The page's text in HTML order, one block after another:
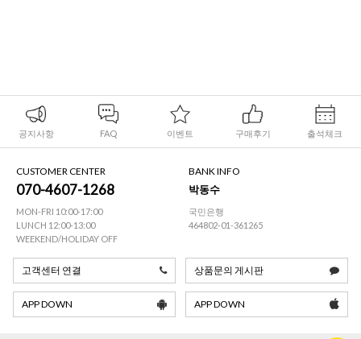
공지사항 FAQ 이벤트 구매후기 출석체크
CUSTOMER CENTER
070-4607-1268
MON-FRI 10:00-17:00
LUNCH 12:00-13:00
WEEKEND/HOLIDAY OFF
BANK INFO
박동수
국민은행
464802-01-361265
고객센터 연결 상품문의 게시판
APP DOWN APP DOWN